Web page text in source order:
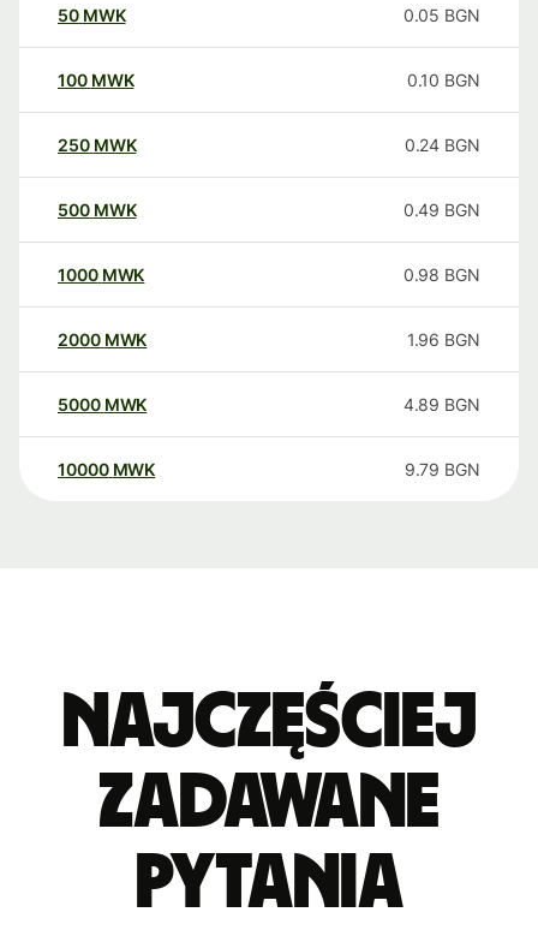
50 MWK 0.05 BGN
100 MWK 0.10 BGN
250 MWK 0.24 BGN
500 MWK 0.49 BGN
1000 MWK 0.98 BGN
2000 MWK 1.96 BGN
5000 MWK 4.89 BGN
10000 MWK 9.79 BGN
Najczęściej
zadawane
pytania